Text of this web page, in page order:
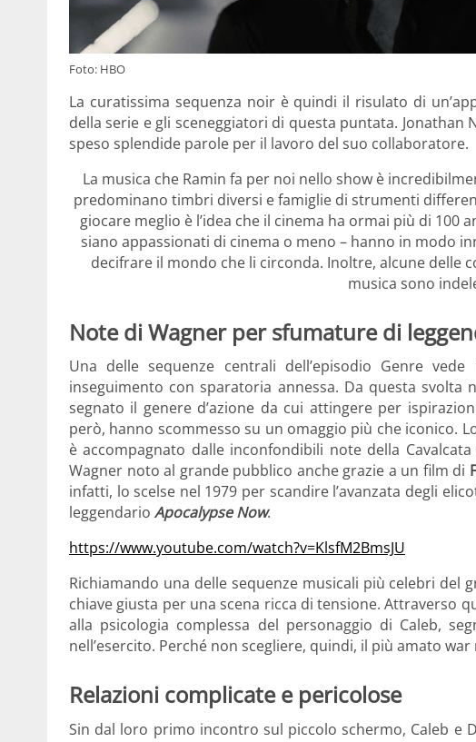
Foto: HBO
La curatissima sequenza noir è quindi il risulato di
della serie e gli sceneggiatori di questa puntata.
speso splendide parole per il lavoro del suo collaboratore.
La musica che Ramin fa per noi nello show è
predominano timbri diversi e famiglie di strumenti
giocare meglio è l’idea che il cinema ha ormai più di 100
siano appassionati di cinema o meno – hanno in modo
decifrare il mondo che li circonda. Inoltre, alcune delle
musica sono
Note di Wagner per sfumature di
Una delle sequenze centrali dell’episodio Genre
inseguimento con sparatoria annessa. Da questa
segnato il genere d’azione da cui attingere per
però, hanno scommesso su un omaggio più che iconico.
è accompagnato dalle inconfondibili note della
Wagner noto al grande pubblico anche grazie a un film di
infatti, lo scelse nel 1979 per scandire l’avanzata degli
leggendario Apocalypse Now.
https://www.youtube.com/watch?v=KlsfM2BmsJU
Richiamando una delle sequenze musicali più celebri del
chiave giusta per una scena ricca di tensione. Attraverso
alla psicologia complessa del personaggio di Caleb,
nell’esercito. Perché non scegliere, quindi, il più amato
Relazioni complicate e pericolose
Sin dal loro primo incontro sul piccolo schermo, Caleb e